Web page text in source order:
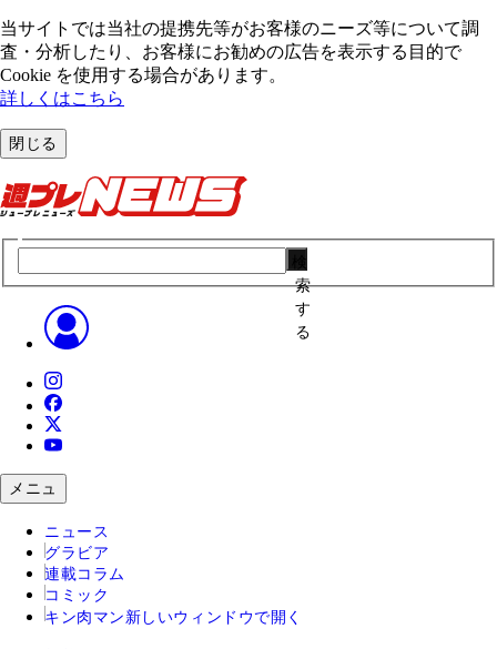
当サイトでは当社の提携先等がお客様のニーズ等について調
査・分析したり、お客様にお勧めの広告を表⽰する⽬的で
Cookie を使⽤する場合があります。
詳しくはこちら
閉じる
索
す
る
メニュ
ニュース
グラビア
連載コラム
コミック
キン肉マン 新しいウィンドウで開く